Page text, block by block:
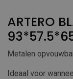
ARTERO
Metalen
Ideaal voor